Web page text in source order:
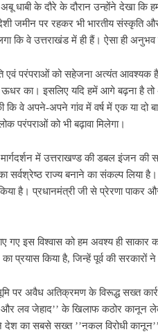
धाबी के दौरे के दौरान उन्होंने देखा कि
जमीन पर रहकर भी भारतीय
कि वे उत्तराखंड में ही हैं। ऐसा ही
परंपराओं को सहेजना अत्यंत आवश्यक
ऊधर का। इसलिए यदि हमें आगे बढ़ना है
वे अपने-अपने गांव में वर्ष में एक या दो
परंपराओं को भी बढ़ावा मिलेगा।
में उत्तराखण्ड की डबल इंजन की
सर्वश्रेष्ठ राज्य बनाने का संकल्प लिया
है। प्रधानमंत्री जी से प्रेरणा
गए इस विश्वास को हम अवश्य ही
प्रयास किया है, जिन्हें पूर्व की सरकारों
पर अवैध अतिक्रमण के विरूद्ध सख्त
लव जेहाद’’ के खिलाफ कठोर कानून
का सबसे सख्त ’’नकल विरोधी